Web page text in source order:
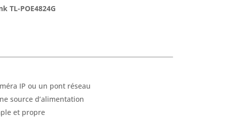
TL-POE4824G
IP ou un pont réseau
source d’alimentation
et propre